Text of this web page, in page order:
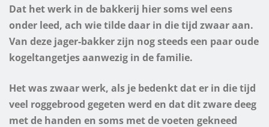
Dat het werk in de bakkerij hier soms wel eens
onder leed, ach wie tilde daar in die tijd zwaar aan.
Van deze jager-bakker zijn nog steeds een paar oude
kogeltangetjes aanwezig in de familie.
Het was zwaar werk, als je bedenkt dat er in die tijd
veel roggebrood gegeten werd en dat dit zware deeg
met de handen en soms met de voeten gekneed